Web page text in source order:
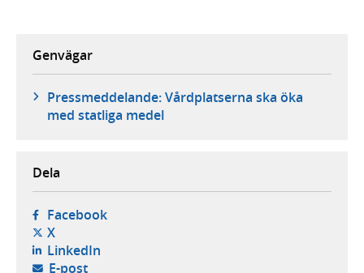
Genvägar
Pressmeddelande: Vårdplatserna ska öka
med statliga medel
Dela
Facebook- öppnas i ny flik, extern webbplats,
X- öppnas i ny flik, extern webbplats,
LinkedIn- öppnas i ny flik, extern webbplats,
E-post- öppnar din e-postklient,